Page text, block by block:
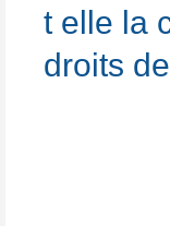
t elle la
droits